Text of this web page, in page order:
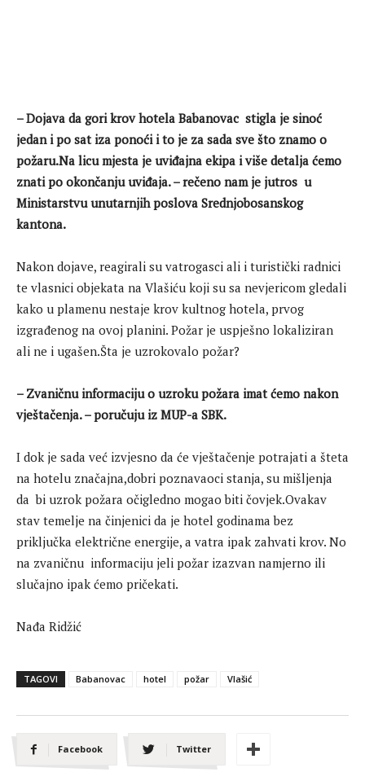
– Dojava da gori krov hotela Babanovac stigla je sinoć
jedan i po sat iza ponoći i to je za sada sve što znamo o
požaru.Na licu mjesta je uviđajna ekipa i više detalja ćemo
znati po okončanju uviđaja. – rečeno nam je jutros u
Ministarstvu unutarnjih poslova Srednjobosanskog
kantona.
Nakon dojave, reagirali su vatrogasci ali i turistički radnici
te vlasnici objekata na Vlašiću koji su sa nevjericom gledali
kako u plamenu nestaje krov kultnog hotela, prvog
izgrađenog na ovoj planini. Požar je uspješno lokaliziran
ali ne i ugašen.Šta je uzrokovalo požar?
– Zvaničnu informaciju o uzroku požara imat ćemo nakon
vještačenja. – poručuju iz MUP-a SBK.
I dok je sada već izvjesno da će vještačenje potrajati a šteta
na hotelu značajna,dobri poznavaoci stanja, su mišljenja
da bi uzrok požara očigledno mogao biti čovjek.Ovakav
stav temelje na činjenici da je hotel godinama bez
priključka električne energije, a vatra ipak zahvati krov. No
na zvaničnu informaciju jeli požar izazvan namjerno ili
slučajno ipak ćemo pričekati.
Nađa Ridžić
TAGOVI Babanovac hotel požar Vlašić
Facebook Twitter